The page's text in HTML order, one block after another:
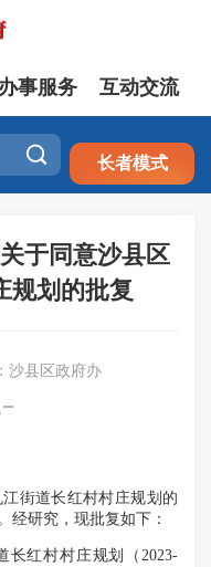
注册 登录
办事服务 互动交流
 长者模式
于同意沙县区
规划的批复
沙县区政府办
街道长红村村庄规划的
经研究，现批复如下：
红村村庄规划（2023-